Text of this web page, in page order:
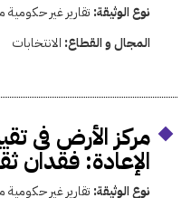
نوع الوثيقة: تقارير غير
المجال و القطاع: الانتخابات
مركز الأرض فى
الإعادة: فقدان
نوع الوثيقة: تقارير غير